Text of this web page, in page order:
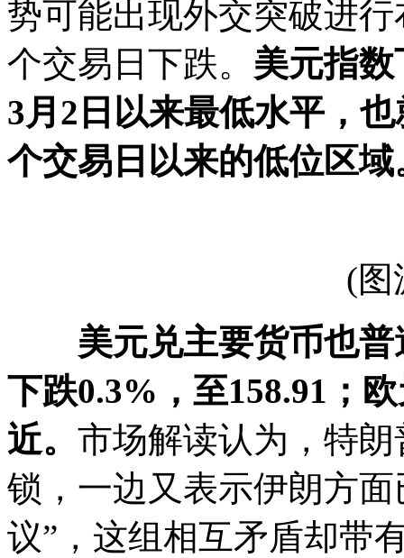
势可能出现外交突破进
个交易日下跌。 美元指
3月2日以来最低水平，
个交易日以来的低位区域
(图
美元兑主要货币也
下跌0.3%，至158.91；
近。 市场解读认为，特
锁，一边又表示伊朗方
议”，这组相互矛盾却带